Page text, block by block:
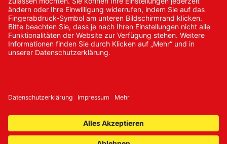
Bestellungen
Sendung verfolgen
© 2024 Promed Vertriebsgesellschaft mbH | Alle Rechte
* Alle Preise zzgl. gesetzlicher Mehrwertsteuer